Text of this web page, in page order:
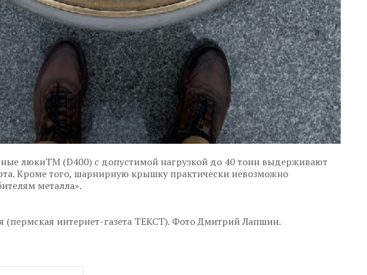
люкиТМ (D400) с допустимой нагрузкой до 40 тонн выдерживают
Кроме того, шарнирную крышку практически невозможно
металла».
(пермская интернет-газета ТЕКСТ). Фото Дмитрий Лапшин.